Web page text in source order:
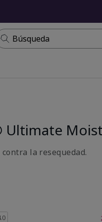
Búsqueda
Ultimate
la resequedad.
de 3,7 de 5